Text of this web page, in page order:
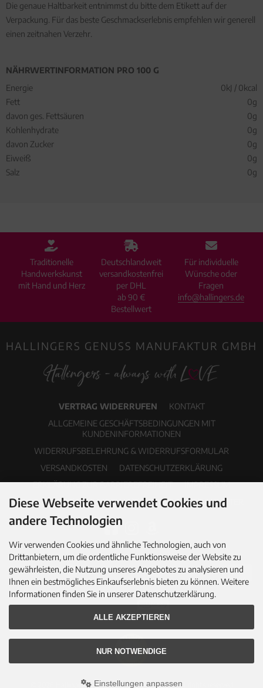
Die genaue Haltbarkeit entnimmst du bitte dem Etikett auf der
Verpackung. Für das beste Geschmackserlebnis empfehlen wir generell
einen zeitnahen Verzehr.
NÄHRWERTINFORMATION PRO 100 G
Energie
0kJ / 0kcal
Fett
0g
davon ges. Fettsäuren
0g
Kohlenhydrate
0g
davon Zucker
0g
Eiweiß
0g
Salz
0g
Traditionelle
Handwerkskunst
mit Hand und Herz
Deutschlandweit
versandkostenfrei
per DHL
ab 90 €
Bestellwert
Für individuelle
Wünsche oder
Fragen
info@hallingers.de
HALLINGERS GENUSS MANUFAKTUR GMBH
VERTRAG WIDERRUFEN
KONTAKT
ALLGEMEINE GESCHÄFTSBEDINGUNGEN MIT
KUNDENINFORMATIONEN
WIDERRUFSBELEHRUNG & WIDERRUFSFORMULAR
VERSANDKOSTEN
DATENSCHUTZERKLÄRUNG
ERKLÄRUNG ZUR BARRIEREFREIHEIT
IMPRESSUM
COOKIE EINSTELLUNGEN
PDF-KATALOG NEWSLETTER
© 2026 Hallingers Genuss Manufaktur GmbH • All rights reserved
Diese Webseite verwendet Cookies und
andere Technologien
Wir verwenden Cookies und ähnliche Technologien, auch von
Drittanbietern, um die ordentliche Funktionsweise der Website zu
gewährleisten, die Nutzung unseres Angebotes zu analysieren und
Ihnen ein bestmögliches Einkaufserlebnis bieten zu können. Weitere
Informationen finden Sie in unserer Datenschutzerklärung.
ALLE AKZEPTIEREN
NUR NOTWENDIGE
Einstellungen anpassen